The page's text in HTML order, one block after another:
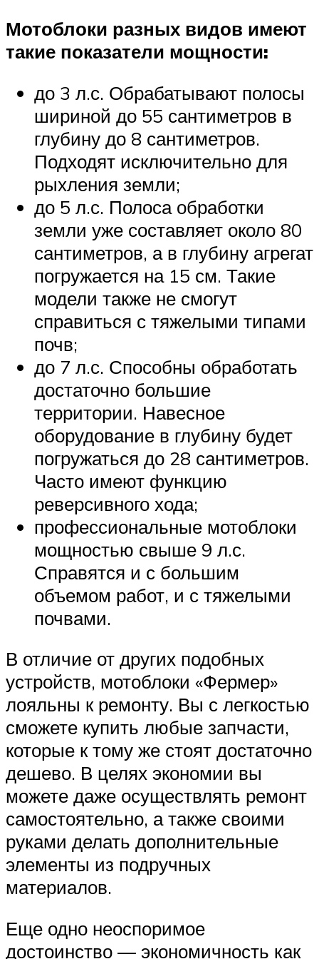
Мотоблоки разных видов имеют
такие показатели мощности:
до 3 л.с. Обрабатывают полосы
шириной до 55 сантиметров в
глубину до 8 сантиметров.
Подходят исключительно для
рыхления земли;
до 5 л.с. Полоса обработки
земли уже составляет около 80
сантиметров, а в глубину агрегат
погружается на 15 см. Такие
модели также не смогут
справиться с тяжелыми типами
почв;
до 7 л.с. Способны обработать
достаточно большие
территории. Навесное
оборудование в глубину будет
погружаться до 28 сантиметров.
Часто имеют функцию
реверсивного хода;
профессиональные мотоблоки
мощностью свыше 9 л.с.
Справятся и с большим
объемом работ, и с тяжелыми
почвами.
В отличие от других подобных
устройств, мотоблоки «Фермер»
лояльны к ремонту. Вы с легкостью
сможете купить любые запчасти,
которые к тому же стоят достаточно
дешево. В целях экономии вы
можете даже осуществлять ремонт
самостоятельно, а также своими
руками делать дополнительные
элементы из подручных
материалов.
Еще одно неоспоримое
достоинство — экономичность как